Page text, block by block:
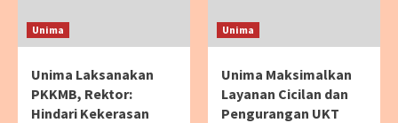
Unima
Unima Laksanakan
PKKMB, Rektor:
Hindari Kekerasan
Unima
Unima Maksimalkan
Layanan Cicilan dan
Pengurangan UKT